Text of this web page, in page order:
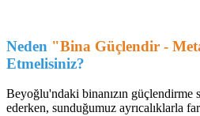
Neden "Bina Güçlendir -
Etmelisiniz?
Beyoğlu'ndaki binanızın güçlendirme
ederken, sunduğumuz ayrıcalıklarla